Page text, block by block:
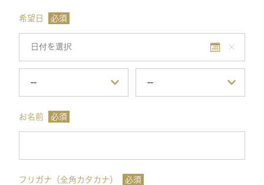
希望日 必須
お名前 必須
フリガナ（全角カタカナ） 必須